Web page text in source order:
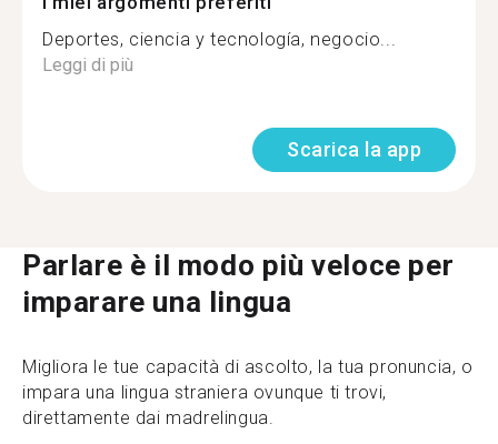
Deportes, ciencia y tecnología, negocio...
Leggi di più
Scarica la app
Parlare è il modo più veloce per
imparare una lingua
Migliora le tue capacità di ascolto, la tua pronuncia, o
impara una lingua straniera ovunque ti trovi,
direttamente dai madrelingua.